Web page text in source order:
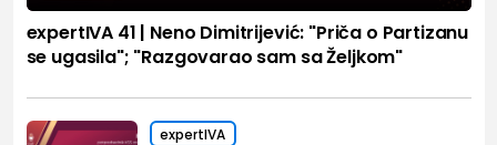
expertIVA 41 | Neno Dimitrijević: "Priča o Partizanu
se ugasila"; "Razgovarao sam sa Željkom"
expertIVA